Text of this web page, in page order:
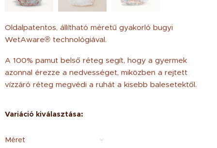
Oldalpatentos, állítható méretű gyakorló bugyi
WetAware® technológiával.
A 100% pamut belső réteg segít, hogy a gyermek
azonnal érezze a nedvességet, miközben a rejtett
vízzáró réteg megvédi a ruhát a kisebb balesetektől.
Variáció kiválasztása:
Méret